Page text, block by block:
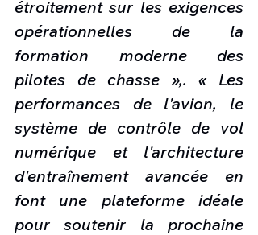
étroitement sur les exigences
opérationnelles de la
formation moderne des
pilotes de chasse »,. « Les
performances de l'avion, le
système de contrôle de vol
numérique et l'architecture
d'entraînement avancée en
font une plateforme idéale
pour soutenir la prochaine